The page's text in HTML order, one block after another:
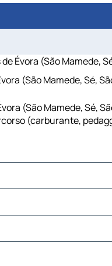
Évora (São Mamede,
(São Mamede, Sé,
(São Mamede, Sé,
(carburante,